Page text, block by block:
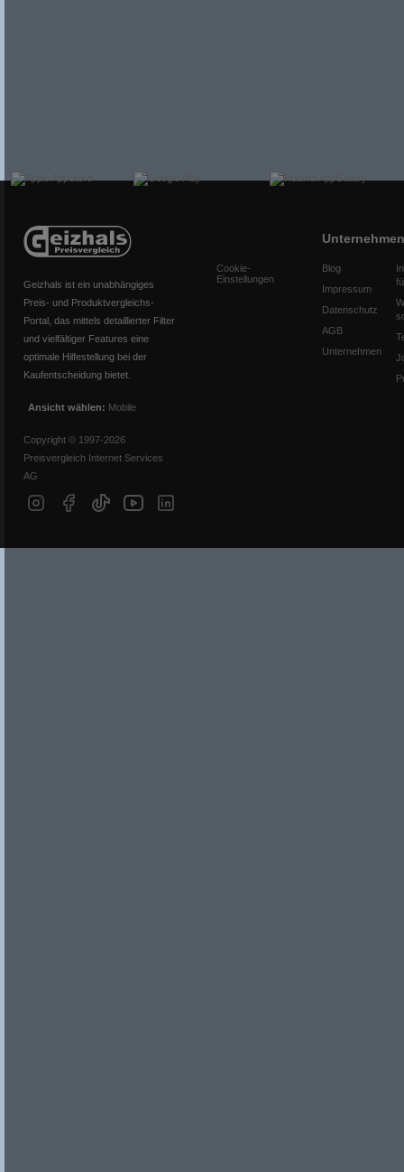
Geizhals ist ein unabhängiges
Preis- und Produktvergleichs-
Portal, das mittels detaillierter Filter
und vielfältiger Features eine
optimale Hilfestellung bei der
Kaufentscheidung bietet.
Ansicht wählen: Mobile
Copyright © 1997-2026
Preisvergleich Internet Services
AG
Cookie-
Einstellungen
Unternehmen
Blog
Impressum
Datenschutz
AGB
Unternehmen